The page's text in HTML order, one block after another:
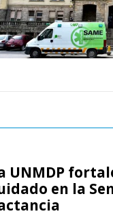
UNMDP
en la